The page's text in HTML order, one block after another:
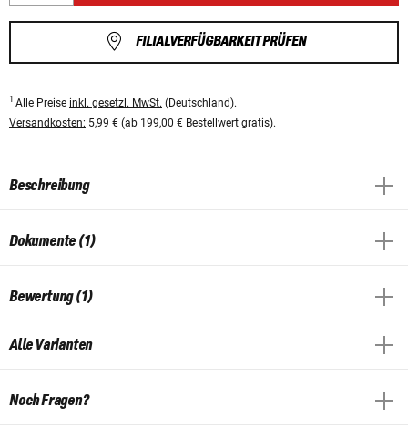
FILIALVERFÜGBARKEIT PRÜFEN
1 Alle Preise inkl. gesetzl. MwSt. (Deutschland).
Versandkosten: 5,99 € (ab 199,00 € Bestellwert gratis).
Beschreibung
Dokumente (1)
Bewertung (1)
Alle Varianten
Noch Fragen?